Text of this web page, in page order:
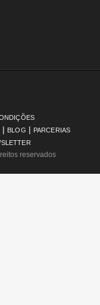
| BLOG | PARCERIAS
reservados